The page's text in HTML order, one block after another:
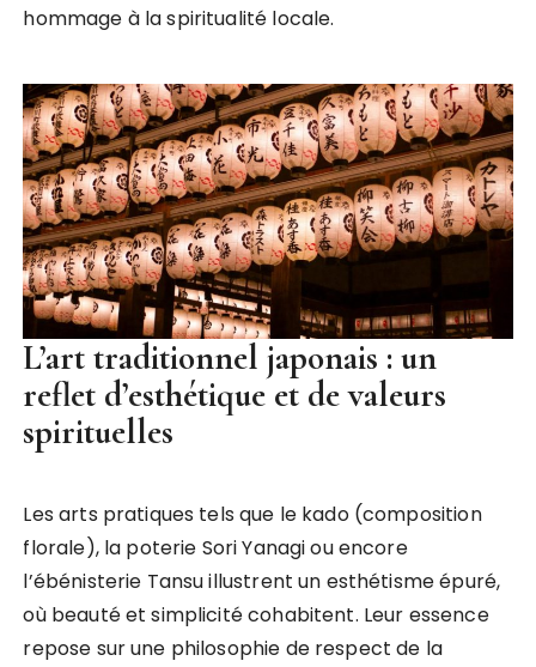
hommage à la spiritualité locale.
L’art traditionnel japonais : un
reflet d’esthétique et de valeurs
spirituelles
Les arts pratiques tels que le kado (composition
florale), la poterie Sori Yanagi ou encore
l’ébénisterie Tansu illustrent un esthétisme épuré,
où beauté et simplicité cohabitent. Leur essence
repose sur une philosophie de respect de la